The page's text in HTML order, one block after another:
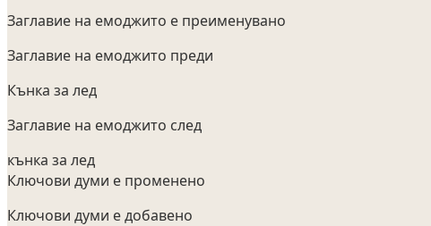
Заглавие на емоджито е преименувано
Заглавие на емоджито преди
Кънка за лед
Заглавие на емоджито след
кънка за лед
Ключови думи е променено
Ключови думи е добавено